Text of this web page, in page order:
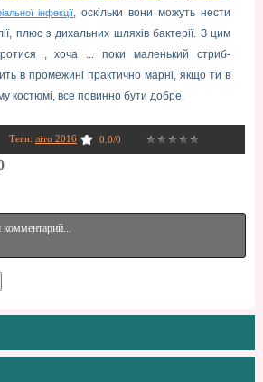
інфекції, оскільки вони можуть нести
плюс з дихальних шляхів бактерії. З цим
, хоча ... поки маленький стриб-
в промежині практично марні, якщо ти в
костюмі, все повинно бути добре.
Теги: літо 2016 0.0/0